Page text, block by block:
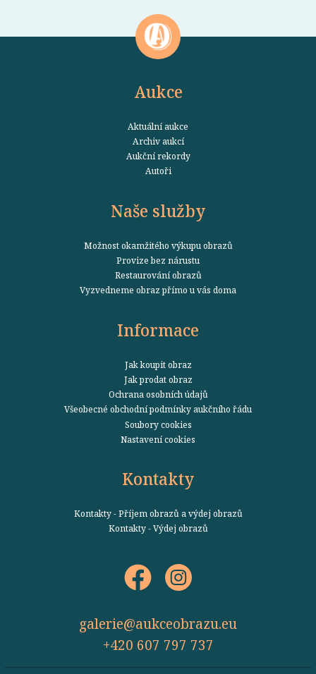
Aukce
Aktuální aukce
Archiv aukcí
Aukční rekordy
Autoři
Naše služby
Možnost okamžitého výkupu obrazů
Provize bez nárustu
Restaurování obrazů
Vyzvedneme obraz přímo u vás doma
Informace
Jak koupit obraz
Jak prodat obraz
Ochrana osobních údajů
Všeobecné obchodní podmínky aukčního řádu
Soubory cookies
Nastavení cookies
Kontakty
Kontakty - Příjem obrazů a výdej obrazů
Kontakty - Výdej obrazů
galerie@aukceobrazu.eu
+420 607 797 737